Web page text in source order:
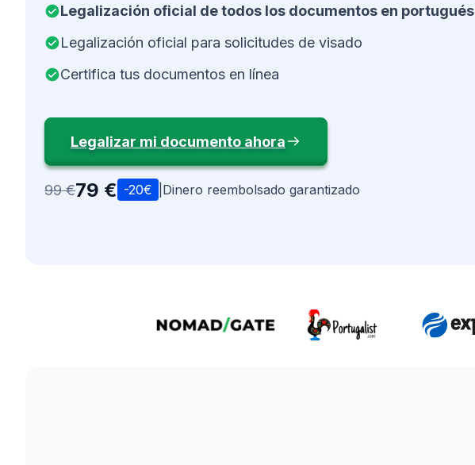
Legalización oficial de todos los documentos en portugués
Legalización oficial para solicitudes de visado
Certifica tus documentos en línea
Legalizar mi documento ahora
99 €79 € -20€ Dinero reembolsado garantizado